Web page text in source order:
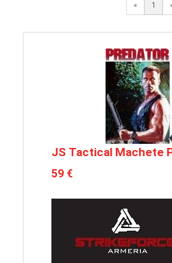
« 1
JS Tactical Machete
59 €